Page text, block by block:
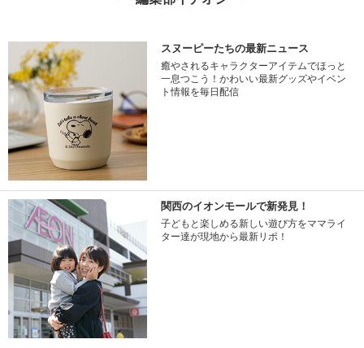
スヌーピーたちの最新ニュース
癒やされるキャラクターアイテムでほっと
一息つこう！かわいい最新グッズやイベン
ト情報を毎日配信
関西のイオンモールで新発見！
子どもと楽しめる新しい遊び方をママライ
ター達が現地から最新リポ！